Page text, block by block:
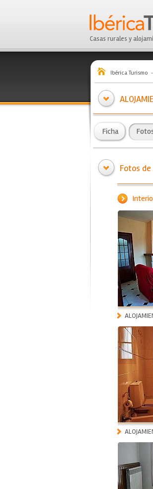
Casas rurales y
Ibérica Turismo
Ficha
Fotos de